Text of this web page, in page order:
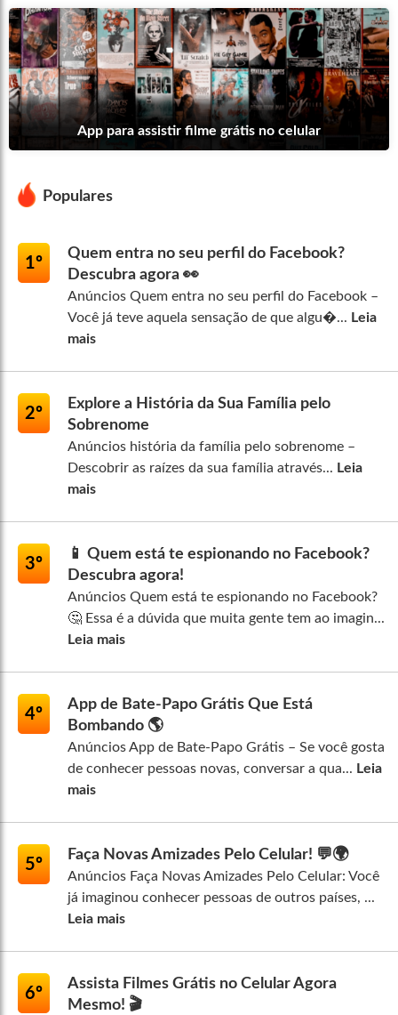
App para assistir filme grátis no celular
Populares
1º
Quem entra no seu perfil do Facebook?
Descubra agora 👀
Anúncios Quem entra no seu perfil do Facebook –
Você já teve aquela sensação de que algu�... Leia
mais
2º
Explore a História da Sua Família pelo
Sobrenome
Anúncios história da família pelo sobrenome –
Descobrir as raízes da sua família através... Leia
mais
3º
📱 Quem está te espionando no Facebook?
Descubra agora!
Anúncios Quem está te espionando no Facebook?
🤔 Essa é a dúvida que muita gente tem ao imagin...
Leia mais
4º
App de Bate-Papo Grátis Que Está
Bombando 🌎
Anúncios App de Bate-Papo Grátis – Se você gosta
de conhecer pessoas novas, conversar a qua... Leia
mais
5º
Faça Novas Amizades Pelo Celular! 💬🌍
Anúncios Faça Novas Amizades Pelo Celular: Você
já imaginou conhecer pessoas de outros países, ...
Leia mais
6º
Assista Filmes Grátis no Celular Agora
Mesmo! 🎬